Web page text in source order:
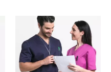
múltiples
variantes.
Las
opciones